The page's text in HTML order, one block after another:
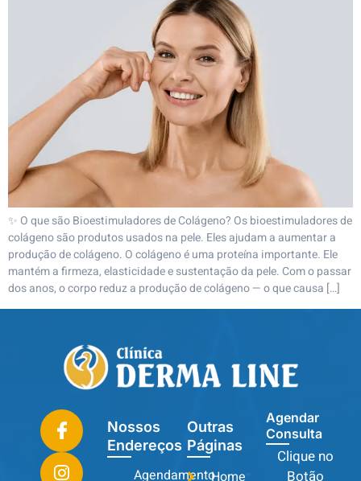
✨ O que são Bioestimuladores de Colágeno? Os bioestimuladores de
colágeno são produtos usados na pele. Eles ajudam a aumentar a
produção de colágeno. O colágeno é uma proteína importante. Ele
mantém a firmeza, elasticidade e sustentação da pele. Com o passar
dos anos, o corpo reduz a produção de colágeno — o que causa […]
Nossos
Endereços
Agendamento
Outras
Páginas
Home
Agendar
Consulta
Clique no
Botão